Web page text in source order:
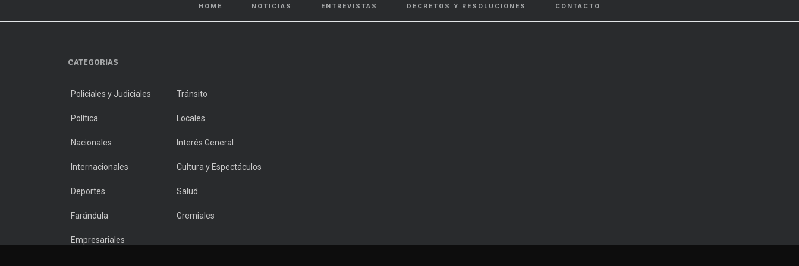
HOME NOTICIAS ENTREVISTAS DECRETOS Y RESOLUCIONES CONTACTO
CATEGORIAS
Policiales y Judiciales Tránsito
Política Locales
Nacionales Interés General
Internacionales Cultura y Espectáculos
Deportes Salud
Farándula Gremiales
Empresariales